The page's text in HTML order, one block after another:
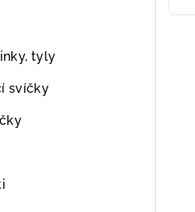
tyly
svíčky